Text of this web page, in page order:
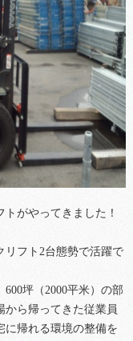
がやってきました！
リフト2台態勢で活躍で
坪（2000平米）の部
から帰ってきた従業員
に帰れる環境の整備を